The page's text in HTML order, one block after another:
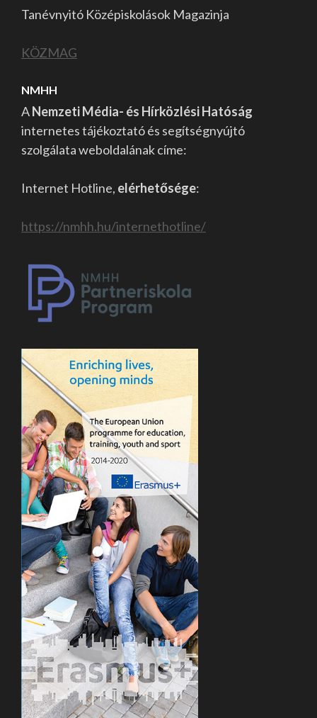
Tanévnyitó Középiskolások Magazinja
KÖZMAG
NMHH
ANemzeti Média- és Hírközlési Hatóság
internetes tájékoztató és segítségnyújtó
szolgálata weboldalának címe:
Internet Hotline, elérhetősége:
https://nmhh.hu/internethotline/